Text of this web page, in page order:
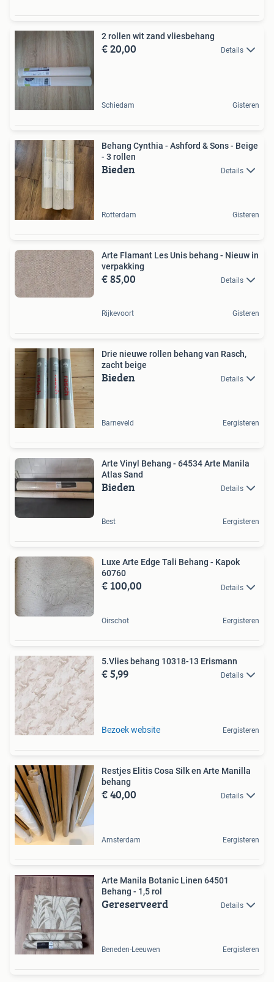
2 rollen wit zand vliesbehang
€ 20,00 Details
Schiedam Gisteren
Behang Cynthia - Ashford & Sons - Beige
- 3 rollen
Bieden Details
Rotterdam Gisteren
Arte Flamant Les Unis behang - Nieuw in
verpakking
€ 85,00 Details
Rijkevoort Gisteren
Drie nieuwe rollen behang van Rasch,
zacht beige
Bieden Details
Barneveld Eergisteren
Arte Vinyl Behang - 64534 Arte Manila
Atlas Sand
Bieden Details
Best Eergisteren
Luxe Arte Edge Tali Behang - Kapok
60760
€ 100,00 Details
Oirschot Eergisteren
5.Vlies behang 10318-13 Erismann
€ 5,99 Details
Bezoek website Eergisteren
Restjes Elitis Cosa Silk en Arte Manilla
behang
€ 40,00 Details
Amsterdam Eergisteren
Arte Manila Botanic Linen 64501
Behang - 1,5 rol
Gereserveerd Details
Beneden-Leeuwen Eergisteren